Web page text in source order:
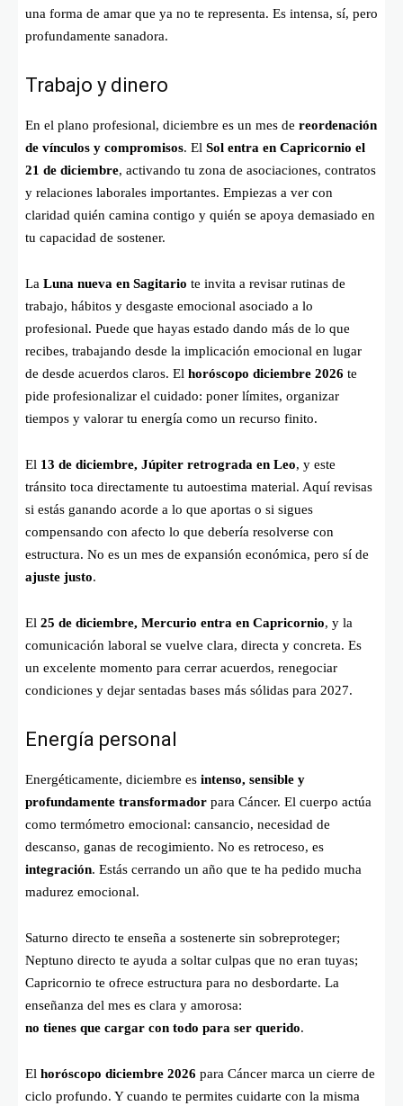
una forma de amar que ya no te representa. Es intensa, sí, pero
profundamente sanadora.
Trabajo y dinero
En el plano profesional, diciembre es un mes de reordenación
de vínculos y compromisos. El Sol entra en Capricornio el
21 de diciembre, activando tu zona de asociaciones, contratos
y relaciones laborales importantes. Empiezas a ver con
claridad quién camina contigo y quién se apoya demasiado en
tu capacidad de sostener.
La Luna nueva en Sagitario te invita a revisar rutinas de
trabajo, hábitos y desgaste emocional asociado a lo
profesional. Puede que hayas estado dando más de lo que
recibes, trabajando desde la implicación emocional en lugar
de desde acuerdos claros. El horóscopo diciembre 2026 te
pide profesionalizar el cuidado: poner límites, organizar
tiempos y valorar tu energía como un recurso finito.
El 13 de diciembre, Júpiter retrograda en Leo, y este
tránsito toca directamente tu autoestima material. Aquí revisas
si estás ganando acorde a lo que aportas o si sigues
compensando con afecto lo que debería resolverse con
estructura. No es un mes de expansión económica, pero sí de
ajuste justo.
El 25 de diciembre, Mercurio entra en Capricornio, y la
comunicación laboral se vuelve clara, directa y concreta. Es
un excelente momento para cerrar acuerdos, renegociar
condiciones y dejar sentadas bases más sólidas para 2027.
Energía personal
Energéticamente, diciembre es intenso, sensible y
profundamente transformador para Cáncer. El cuerpo actúa
como termómetro emocional: cansancio, necesidad de
descanso, ganas de recogimiento. No es retroceso, es
integración. Estás cerrando un año que te ha pedido mucha
madurez emocional.
Saturno directo te enseña a sostenerte sin sobreproteger;
Neptuno directo te ayuda a soltar culpas que no eran tuyas;
Capricornio te ofrece estructura para no desbordarte. La
enseñanza del mes es clara y amorosa:
no tienes que cargar con todo para ser querido.
El horóscopo diciembre 2026 para Cáncer marca un cierre de
ciclo profundo. Y cuando te permites cuidarte con la misma